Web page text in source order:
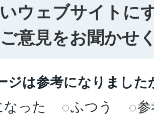
ウェブサイトに
意見をお聞かせ
ジは参考になりました
った
ふつう